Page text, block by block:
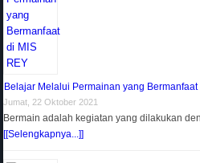
Belajar Melalui Permainan yang Bermanfaat
Jumat, 22 Oktober 2021
Bermain adalah kegiatan yang dilakukan
[[Selengkapnya...]]